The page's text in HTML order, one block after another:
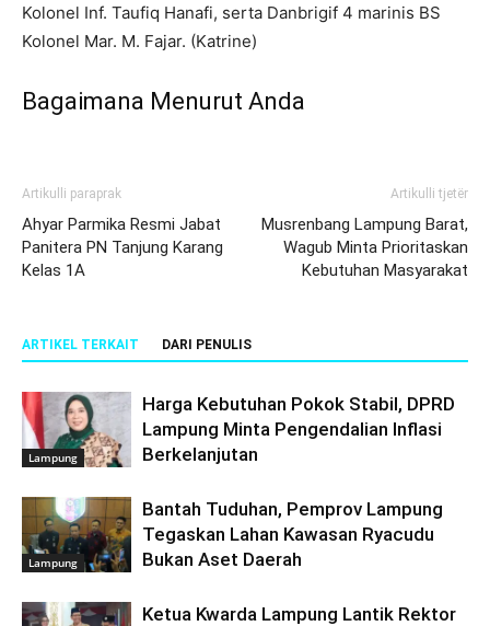
Kolonel Inf. Taufiq Hanafi, serta Danbrigif 4 marinis BS
Kolonel Mar. M. Fajar. (Katrine)
Bagaimana Menurut Anda
Artikulli paraprak
Ahyar Parmika Resmi Jabat
Panitera PN Tanjung Karang
Kelas 1A
Artikulli tjetër
Musrenbang Lampung Barat,
Wagub Minta Prioritaskan
Kebutuhan Masyarakat
ARTIKEL TERKAIT DARI PENULIS
Lampung
Harga Kebutuhan Pokok Stabil, DPRD
Lampung Minta Pengendalian Inflasi
Berkelanjutan
Lampung
Bantah Tuduhan, Pemprov Lampung
Tegaskan Lahan Kawasan Ryacudu
Bukan Aset Daerah
Ketua Kwarda Lampung Lantik Rektor